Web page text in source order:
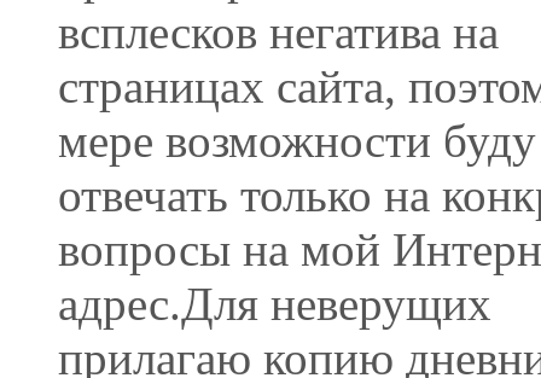
всплесков негатива на
страницах сайта,
мере возможности буду
отвечать только на
вопросы на мой
адрес.Для неверущих
прилагаю копию